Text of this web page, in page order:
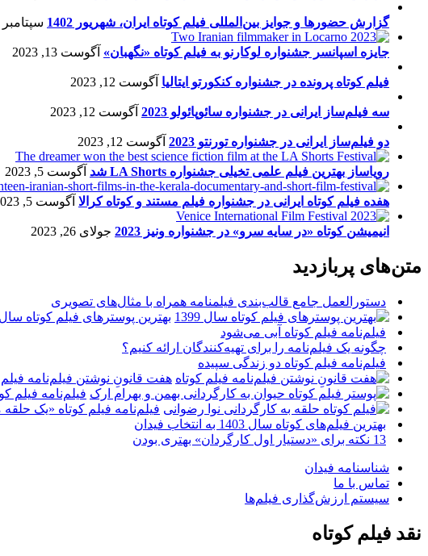
گزارش حضورها و جوایز بین‌المللی فیلم کوتاه ایران، شهریور 1402 سپتامبر 23, 2023
جایزه اسپانسر جشنواره لوکارنو به فیلم کوتاه «نگهبان» آگوست 13, 2023
فیلم کوتاه پرونده در جشنواره کنکورتو ایتالیا آگوست 12, 2023
سه فیلم‌ساز ایرانی در جشنواره سائوپائولو 2023 آگوست 12, 2023
دو فیلم‌ساز ایرانی در جشنواره تورنتو 2023 آگوست 12, 2023
رویاساز بهترین فیلم علمی تخیلی جشنواره LA Shorts شد آگوست 5, 2023
هفده فیلم کوتاه ایرانی در جشنواره فیلم مستند و کوتاه کرالا آگوست 5, 2023
انیمیشن کوتاه «در سایه سرو» در جشنواره ونیز 2023 جولای 26, 2023
متن‌های پربازدید
دستورالعمل جامع قالب‌بندی فیلمنامه همراه با مثال‌های تصویری
بهترین پوسترهای فیلم کوتاه سال 1399
فیلم‌نامه فیلم کوتاه آبی می‌شود
چگونه یک فیلم‌نامه را برای تهیه‌کنندگان ارائه کنیم؟
فیلم‌نامه فیلم کوتاه دو زندگی سپیده
هفت قانونِ نوشتن فیلم‌نامه فیلم
فیلم‌نامه فیلم
فیلم‌نامه فیلم کوتاه «یک
بهترین فیلم‌های کوتاه سال 1403 به انتخاب فیدان
13 نکته برای «دستیار اول کارگردان» بهتری بودن
شناسنامه فیدان
تماس با ما
سیستم ارزش‌گذاری فیلم‌ها
نقد فیلم کوتاه